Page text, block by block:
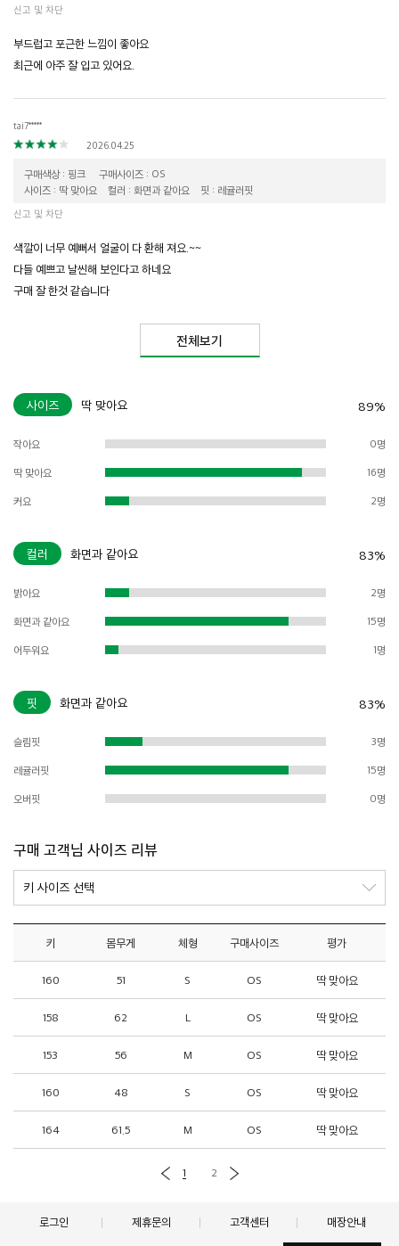
신고 및 차단
부드럽고 포근한 느낌이 좋아요
최근에 아주 잘 입고 있어요.
tai7*****
2026.04.25
구매색상 : 핑크
구매사이즈 : OS
사이즈 : 딱 맞아요
컬러 : 화면과 같아요 핏 : 레귤러핏
신고 및 차단
색깔이 너무 예뻐서 얼굴이 다 환해 져요.~~
다들 예쁘고 날씬해 보인다고 하네요
구매 잘 한것 같습니다
전체보기
사이즈 딱 맞아요 89%
작아요 0명
딱 맞아요 16명
커요 2명
컬러 화면과 같아요 83%
밝아요 2명
화면과 같아요 15명
어두워요 1명
핏 화면과 같아요 83%
슬림핏 3명
레귤러핏 15명
오버핏 0명
구매 고객님 사이즈 리뷰
키 몸무게 체형 구매사이즈 평가
160 51 S OS 딱 맞아요
158 62 L OS 딱 맞아요
153 56 M OS 딱 맞아요
160 48 S OS 딱 맞아요
164 61.5 M OS 딱 맞아요
1 2
로그인 제휴문의 고객센터 매장안내